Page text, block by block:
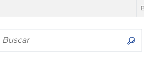
Busca tu neumático